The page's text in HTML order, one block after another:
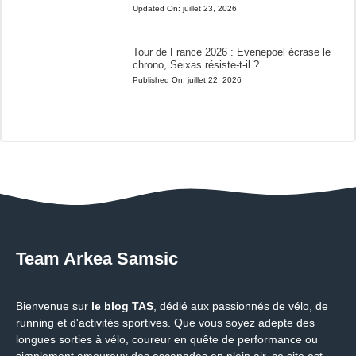
Updated On: juillet 23, 2026
Tour de France 2026 : Evenepoel écrase le
chrono, Seixas résiste-t-il ?
Published On: juillet 22, 2026
Team Arkea Samsic
Bienvenue sur le blog TAS, dédié aux passionnés de vélo, de
running et d'activités sportives. Que vous soyez adepte des
longues sorties à vélo, coureur en quête de performance ou